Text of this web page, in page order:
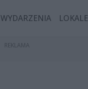
WYDARZENIA LOKALE